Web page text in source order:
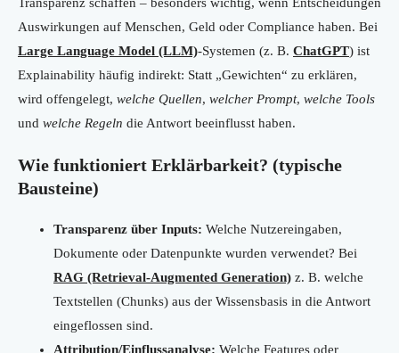
Transparenz schaffen – besonders wichtig, wenn Entscheidungen
Auswirkungen auf Menschen, Geld oder Compliance haben. Bei
Large Language Model (LLM)-Systemen (z. B. ChatGPT) ist
Explainability häufig indirekt: Statt „Gewichten“ zu erklären,
wird offengelegt, welche Quellen, welcher Prompt, welche Tools
und welche Regeln die Antwort beeinflusst haben.
Wie funktioniert Erklärbarkeit? (typische
Bausteine)
Transparenz über Inputs: Welche Nutzereingaben,
Dokumente oder Datenpunkte wurden verwendet? Bei
RAG (Retrieval-Augmented Generation) z. B. welche
Textstellen (Chunks) aus der Wissensbasis in die Antwort
eingeflossen sind.
Attribution/Einflussanalyse: Welche Features oder